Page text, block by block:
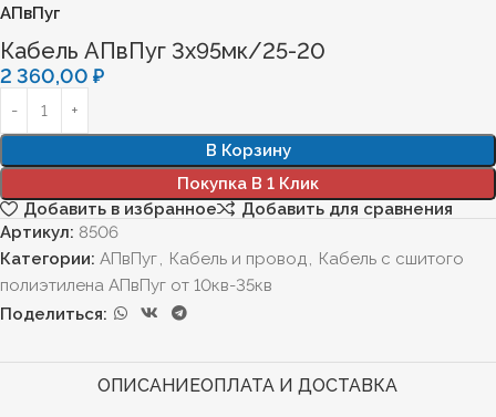
АПвПуг
Кабель АПвПуг 3х95мк/25-20
2 360,00 ₽
В Корзину
Покупка В 1 Клик
Добавить в избранное
Добавить для сравнения
Артикул: 8506
Категории: АПвПуг, Кабель и провод, Кабель с сшитого
полиэтилена АПвПуг от 10кв-35кв
Поделиться:
ОПИСАНИЕОПЛАТА И ДОСТАВКА